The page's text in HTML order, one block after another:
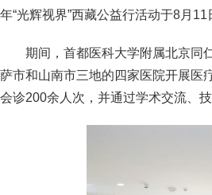
年“光辉视界”西藏公益行活动于8月
期间，首都医科大学附属北京同
萨市和山南市三地的四家医院开展医
会诊200余人次，并通过学术交流、